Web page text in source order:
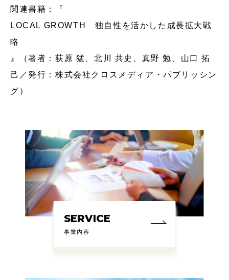
関連書籍：『
LOCAL GROWTH 独自性を活かした成長拡大戦
略
』（著者：荻原 猛、北川 共史、真野 勉、山口 拓
己／発行：株式会社クロスメディア・パブリッシン
グ）
SERVICE
事業内容